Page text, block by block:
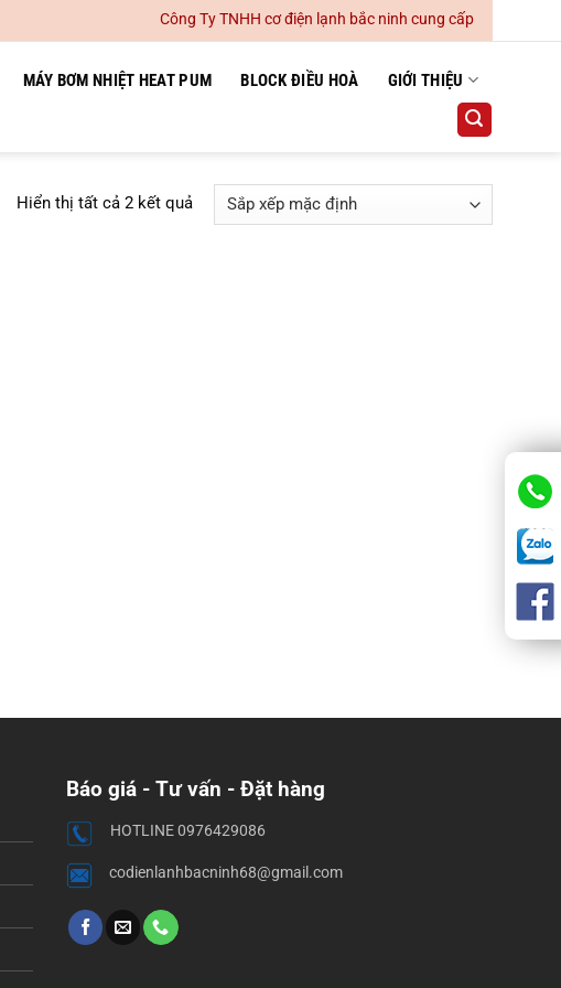
Công Ty TNHH cơ điện lạnh bắc ninh cung cấp lắp đặt hệ
MÁY BƠM NHIỆT HEAT PUM BLOCK ĐIỀU HOÀ GIỚI THIỆU
Hiển thị tất cả 2 kết quả
Báo giá - Tư vấn - Đặt hàng
HOTLINE 0976429086
codienlanhbacninh68@gmail.com